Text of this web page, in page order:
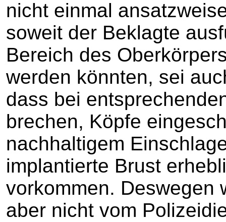
nicht einmal
soweit der Beklagte
Bereich des
werden könnten, sei
dass bei
brechen, Köpfe
nachhaltigem
implantierte Brust
vorkommen. Deswegen
aber nicht vom